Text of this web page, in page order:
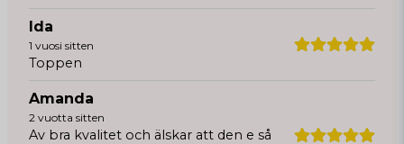
Ida
1 vuosi sitten
Toppen
Amanda
2 vuotta sitten
Av bra kvalitet och älskar att den e så